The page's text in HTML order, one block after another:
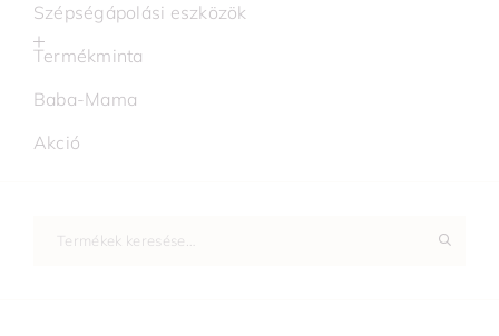
Szépségápolási eszközök
Termékminta
Baba-Mama
Akció